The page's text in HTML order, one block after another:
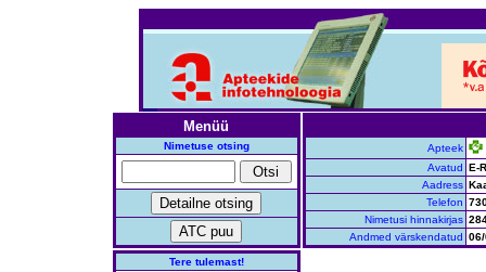
Menüü
Nimetuse otsing
Tere tulemast!
Apteek
Avatud E-
Aadress
Telefon
Nimetusi hinnakirjas
Andmed värskendatud